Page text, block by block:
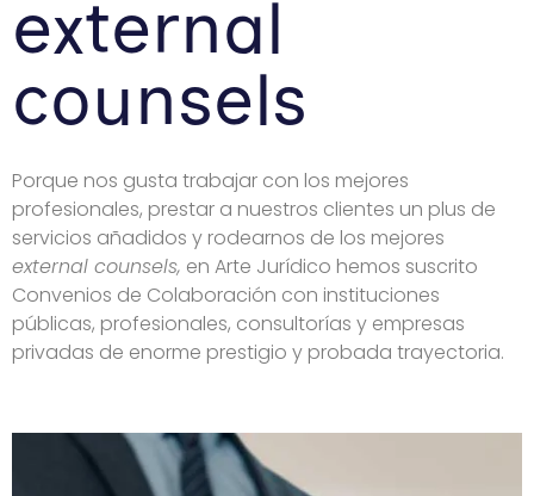
external
counsels
Porque nos gusta trabajar con los mejores
profesionales, prestar a nuestros clientes un plus de
servicios añadidos y rodearnos de los mejores
external counsels, en Arte Jurídico hemos suscrito
Convenios de Colaboración con instituciones
públicas, profesionales, consultorías y empresas
privadas de enorme prestigio y probada trayectoria.